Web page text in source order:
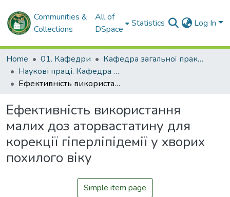
Communities &
Collections
All of
DSpace
Statistics Log In
Home 01. Кафедри
Кафедра загальної практики – сімейної медицини та внутрішніх хвороб
Наукові праці. Кафедра загальної практики – сімейної медицини та внутрішніх хвороб
Ефективність використання малих доз аторвастатину для корекції гіперліпідемії у хворих похилого віку
Ефективність використання
малих доз аторвастатину для
корекції гіперліпідемії у хворих
похилого віку
Simple item page